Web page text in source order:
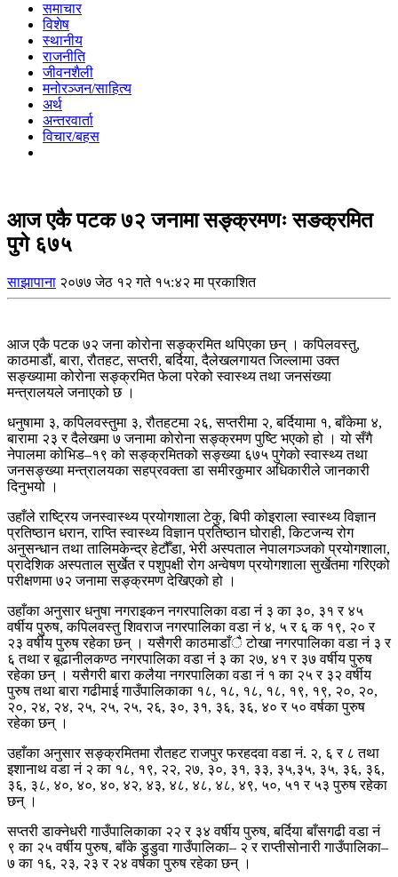
समाचार
विशेष
स्थानीय
राजनीति
जीवनशैली
मनोरञ्जन/साहित्य
अर्थ
अन्तरवार्ता
विचार/बहस
आज एकै पटक ७२ जनामा सङ्क्रमणः सङक्रमित
पुगे ६७५
साझापाना २०७७ जेठ १२ गते १५:४२ मा प्रकाशित
आज एकै पटक ७२ जना कोरोना सङ्क्रमित थपिएका छन् । कपिलवस्तु,
काठमाडौं, बारा, रौतहट, सप्तरी, बर्दिया, दैलेखलगायत जिल्लामा उक्त
सङ्ख्यामा कोरोना सङ्क्रमित फेला परेको स्वास्थ्य तथा जनसंख्या
मन्त्रालयले जनाएको छ ।
धनुषामा ३, कपिलवस्तुमा ३, रौतहटमा २६, सप्तरीमा २, बर्दियामा १, बाँकेमा ४,
बारामा २३ र दैलेखमा ७ जनामा कोरोना सङ्क्रमण पुष्टि भएको हो । यो सँगै
नेपालमा कोभिड–१९ को सङ्क्रमितको सङ्ख्या ६७५ पुगेको स्वास्थ्य तथा
जनसङ्ख्या मन्त्रालयका सहप्रवक्ता डा समीरकुमार अधिकारीले जानकारी
दिनुभयो ।
उहाँले राष्ट्रिय जनस्वास्थ्य प्रयोगशाला टेकु, बिपी कोइराला स्वास्थ्य विज्ञान
प्रतिष्ठान धरान, राप्ति स्वास्थ्य विज्ञान प्रतिष्ठान घोराही, किटजन्य रोग
अनुसन्धान तथा तालिमकेन्द्र हेटौँडा, भेरी अस्पताल नेपालगञ्जको प्रयोगशाला,
प्रादेशिक अस्पताल सुर्खेत र पशुपक्षी रोग अन्वेषण प्रयोगशाला सुर्खेतमा गरिएको
परीक्षणमा ७२ जनामा सङ्क्रमण देखिएको हो ।
उहाँका अनुसार धनुषा नगराइकन नगरपालिका वडा नं ३ का ३०, ३१ र ४५
वर्षीय पुरुष, कपिलवस्तु शिवराज नगरपालिका वडा नं ४, ५ र ६ क १९, २० र
२३ वर्षीय पुरुष रहेका छन् । यसैगरी काठमाडाँै टोखा नगरपालिका वडा नं ३ र
६ तथा र बूढानीलकण्ठ नगरपालिका वडा नंं ३ का २७, ४१ र ३७ वर्षीय पुरुष
रहेका छन् । यसैगरी बारा कलैया नगरपालिका वडा नं १ का २५ र ३२ वर्षीय
पुरुष तथा बारा गढीमाई गाउँपालिकाका १८, १८, १८, १८, १९, १९, २०, २०,
२०, २४, २४, २५, २५, २५, २६, ३०, ३१, ३६, ३६, ४० र ५० वर्षका पुरुष
रहेका छन् ।
उहाँका अनुसार सङ्क्रमितमा रौतहट राजपुर फरहदवा वडा नं. २, ६ र ८ तथा
इशानाथ वडा नं २ का १८, १९, २२, २७, ३०, ३१, ३३, ३५,३५, ३५, ३६, ३६,
३६, ३८, ४०, ४०, ४०, ४२, ४३, ४८, ४८, ४८, ४९, ५०, ५१ र ५३ पुरुष रहेका
छन् ।
सप्तरी डाक्नेधरी गाउँपालिकाका २२ र ३४ वर्षीय पुरुष, बर्दिया बाँसगढी वडा नं
९ का २५ वर्षीय पुरुष, बाँके डुडुवा गाउँपालिका– २ र राप्तीसोनारी गाउँपालिका–
७ का १६, २३, २३ र २४ वर्षका पुरुष रहेका छन् ।